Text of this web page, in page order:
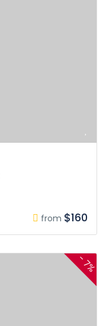
from $160
- 7%